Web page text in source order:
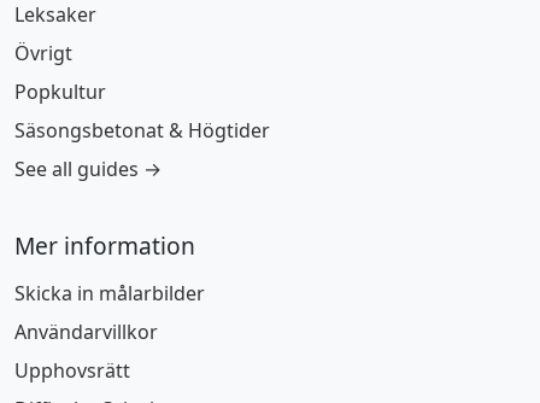
Leksaker
Övrigt
Popkultur
Säsongsbetonat & Högtider
See all guides →
Mer information
Skicka in målarbilder
Användarvillkor
Upphovsrätt